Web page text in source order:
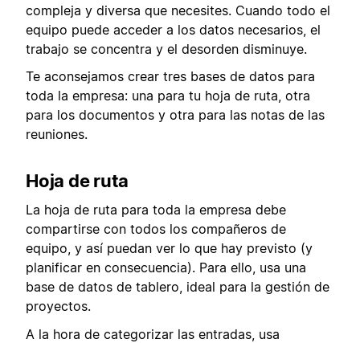
compleja y diversa que necesites. Cuando todo el
equipo puede acceder a los datos necesarios, el
trabajo se concentra y el desorden disminuye.
Te aconsejamos crear tres bases de datos para
toda la empresa: una para tu hoja de ruta, otra
para los documentos y otra para las notas de las
reuniones.
Hoja de ruta
La hoja de ruta para toda la empresa debe
compartirse con todos los compañeros de
equipo, y así puedan ver lo que hay previsto (y
planificar en consecuencia). Para ello, usa una
base de datos de tablero, ideal para la gestión de
proyectos.
A la hora de categorizar las entradas, usa